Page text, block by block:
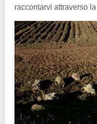
raccontarvi attraverso